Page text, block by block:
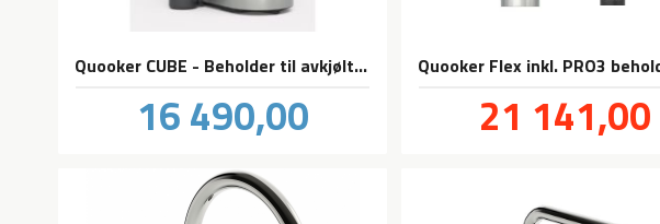
Quooker CUBE - Beholder til avkjølt vann - med og uten kullsyre
Pris
16 490,00inkl.
mva.
Tilbud
21 141,00